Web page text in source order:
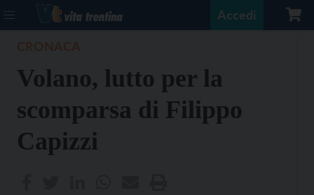
Accedi
Volano, lutto per la
scomparsa di Filippo
Capizzi